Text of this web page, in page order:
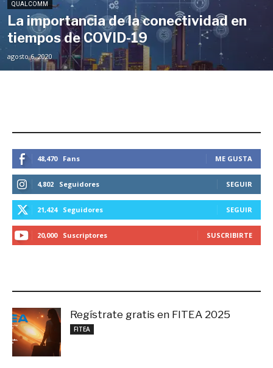
QUALCOMM
La importancia de la conectividad en
tiempos de COVID-19
agosto 6, 2020
48,470 Fans ME GUSTA
4,802 Seguidores SEGUIR
21,424 Seguidores SEGUIR
20,000 Suscriptores SUSCRIBIRTE
Regístrate gratis en FITEA 2025
FITEA